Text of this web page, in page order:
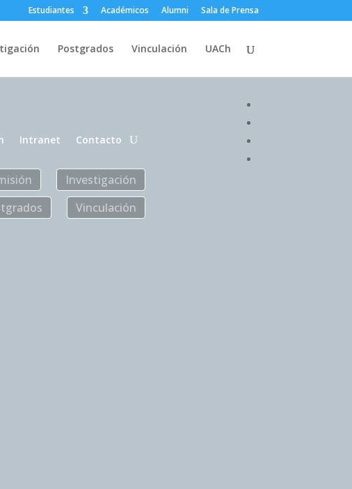
Estudiantes Académicos Alumni Sala de Prensa
Postgrados Vinculación UACh
Intranet Contacto
Investigación
Vinculación